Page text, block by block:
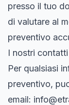
presso il tuo
di valutare al
preventivo
I nostri contatti
Per qualsiasi
preventivo,
email: